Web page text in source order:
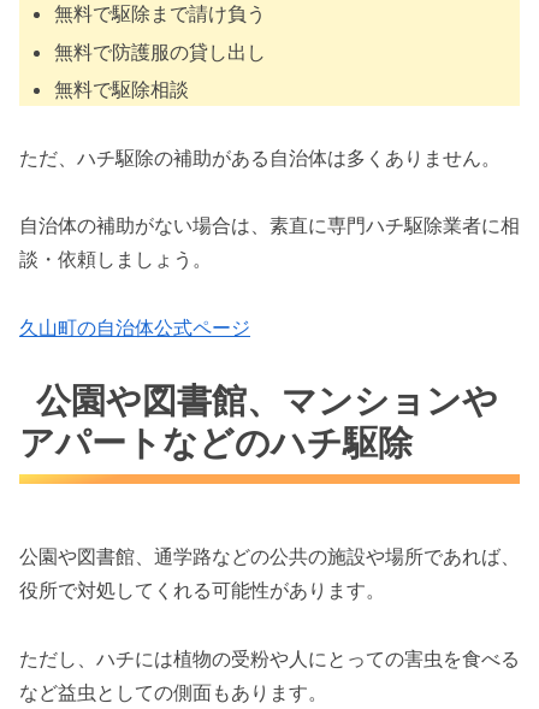
無料で駆除まで請け負う
無料で防護服の貸し出し
無料で駆除相談
ただ、ハチ駆除の補助がある自治体は多くありません。
自治体の補助がない場合は、素直に専門ハチ駆除業者に相
談・依頼しましょう。
久山町の自治体公式ページ
公園や図書館、マンションや
アパートなどのハチ駆除
公園や図書館、通学路などの公共の施設や場所であれば、
役所で対処してくれる可能性があります。
ただし、ハチには植物の受粉や人にとっての害虫を食べる
など益虫としての側面もあります。